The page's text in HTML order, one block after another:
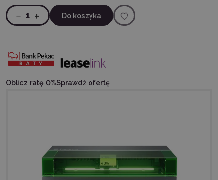
1 Do koszyka
Oblicz ratę 0%Sprawdź ofertę